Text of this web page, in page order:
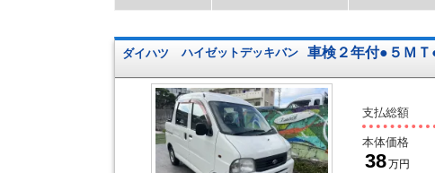
ダイハツ ハイゼットデッキバン 車検２年付●５ＭＴ
支払総額
本体価格
38万円